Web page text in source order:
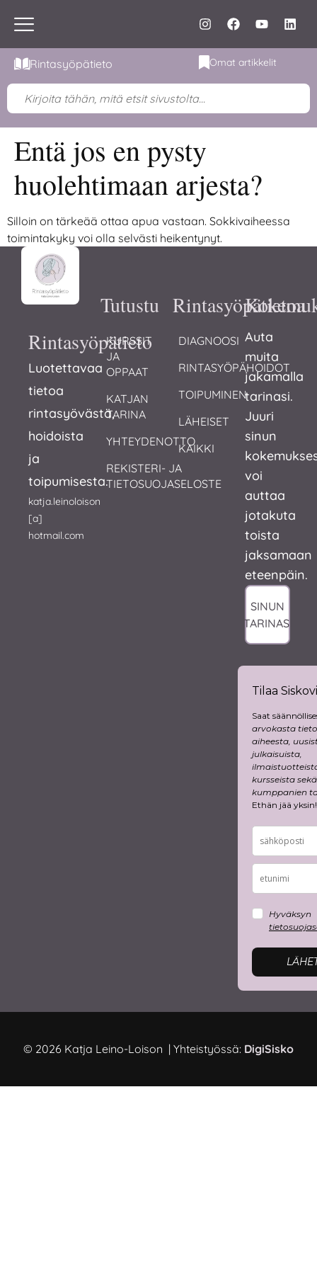
Rintasyöpätieto Omat artikkelit
Entä jos en pysty
huolehtimaan arjesta?
Silloin on tärkeää ottaa apua vastaan. Sokkivaiheessa
toimintakyky voi olla selvästi heikentynyt.
Rintasyöpätieto
Luotettavaa
tietoa
rintasyövästä,
hoidoista
ja
toipumisesta.
katja.leinoloison
[a]
hotmail.com
Tutustu
KURSSIT
JA
OPPAAT
KATJAN
TARINA
YHTEYDENOTTO
REKISTERI- JA
TIETOSUOJASELOSTE
Rintasyöpätietoa
DIAGNOOSI
RINTASYÖPÄHOIDOT
TOIPUMINEN
LÄHEISET
KAIKKI
Auta
muita
jakamalla
tarinasi.
Juuri
sinun
voi
auttaa
jotakuta
toista
jaksamaan
eteenpäin.
SINUN
TARINASI
Tilaa
Saat
arvokasta
aiheesta,
julkaisuista,
kursseista sekä
kumppanien
Ethän jää yksin!
Hyväksyn
© 2026 Katja Leino-Loison | Yhteistyössä: DigiSisko